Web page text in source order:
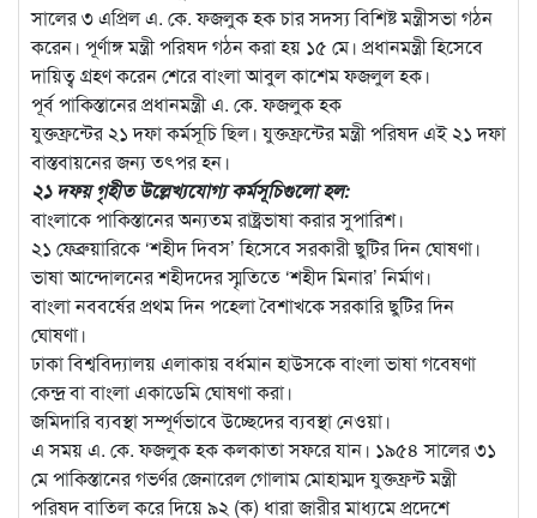
সালের ৩ এপ্রিল এ. কে. ফজলুক হক চার সদস্য বিশিষ্ট মন্ত্রীসভা গঠন
করেন। পূর্ণাঙ্গ মন্ত্রী পরিষদ গঠন করা হয় ১৫ মে। প্রধানমন্ত্রী হিসেবে
দায়িত্ব গ্রহণ করেন শেরে বাংলা আবুল কাশেম ফজলুল হক।
পূর্ব পাকিস্তানের প্রধানমন্ত্রী এ. কে. ফজলুক হক
যুক্তফ্রন্টের ২১ দফা কর্মসূচি ছিল। যুক্তফ্রন্টের মন্ত্রী পরিষদ এই ২১ দফা
বাস্তবায়নের জন্য তৎপর হন।
২১ দফয় গৃহীত উল্লেখ্যযোগ্য কর্মসূচিগুলো হল:
বাংলাকে পাকিস্তানের অন্যতম রাষ্ট্রভাষা করার সুপারিশ।
২১ ফেব্রুয়ারিকে ‘শহীদ দিবস’ হিসেবে সরকারী ছুটির দিন ঘোষণা।
ভাষা আন্দোলনের শহীদদের স্মৃতিতে ‘শহীদ মিনার’ নির্মাণ।
বাংলা নববর্ষের প্রথম দিন পহেলা বৈশাখকে সরকারি ছুটির দিন
ঘোষণা।
ঢাকা বিশ্ববিদ্যালয় এলাকায় বর্ধমান হাউসকে বাংলা ভাষা গবেষণা
কেন্দ্র বা বাংলা একাডেমি ঘোষণা করা।
জমিদারি ব্যবস্থা সম্পূর্ণভাবে উচ্ছেদের ব্যবস্থা নেওয়া।
এ সময় এ. কে. ফজলুক হক কলকাতা সফরে যান। ১৯৫৪ সালের ৩১
মে পাকিস্তানের গভর্ণর জেনারেল গোলাম মোহাম্মদ যুক্তফ্রন্ট মন্ত্রী
পরিষদ বাতিল করে দিয়ে ৯২ (ক) ধারা জারীর মাধ্যমে প্রদেশে